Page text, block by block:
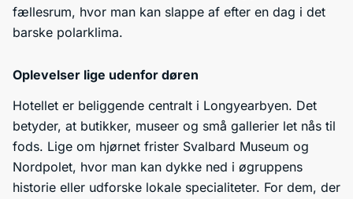
fællesrum, hvor man kan slappe af efter en dag i det
barske polarklima.
Oplevelser lige udenfor døren
Hotellet er beliggende centralt i Longyearbyen. Det
betyder, at butikker, museer og små gallerier let nås til
fods. Lige om hjørnet frister Svalbard Museum og
Nordpolet, hvor man kan dykke ned i øgruppens
historie eller udforske lokale specialiteter. For dem, der